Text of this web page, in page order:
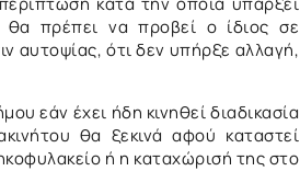
θα πρέπει να προβεί ο ίδιος σε
αυτοψίας, ότι δεν υπήρξε αλλαγή,
εάν έχει ήδη κινηθεί διαδικασία
θα ξεκινά αφού καταστεί
ή η καταχώρισή της στο